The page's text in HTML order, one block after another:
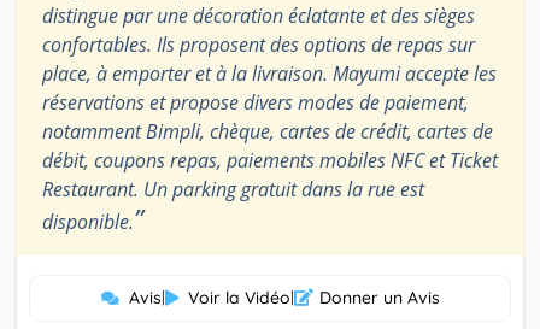
distingue par une décoration éclatante et des sièges
confortables. Ils proposent des options de repas sur
place, à emporter et à la livraison. Mayumi accepte les
réservations et propose divers modes de paiement,
notamment Bimpli, chèque, cartes de crédit, cartes de
débit, coupons repas, paiements mobiles NFC et Ticket
Restaurant. Un parking gratuit dans la rue est
disponible.”
Avis| Voir la Vidéo| Donner un Avis